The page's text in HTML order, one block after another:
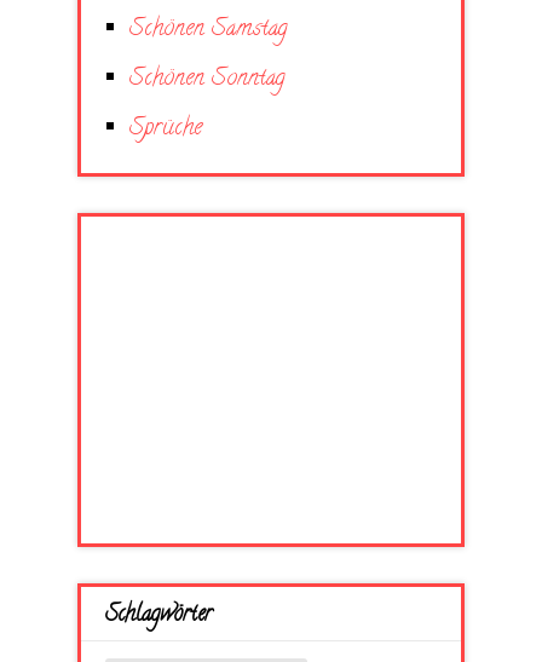
Schönen Samstag
Schönen Sonntag
Sprüche
Schlagwörter